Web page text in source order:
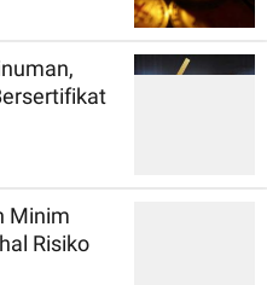
Minim
Risiko